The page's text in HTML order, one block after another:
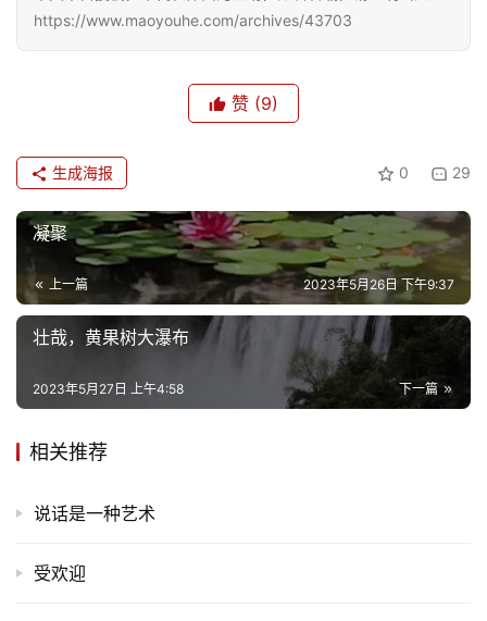
化
生
https://www.maoyouhe.com/archives/43703
赞 (9)
0 29
生成海报
凝聚
上一篇 2023年5月26日 下午9:37
壮哉，黄果树大瀑布
下一篇
2023年5月27日 上午4:58
相关推荐
说话是一种艺术
受欢迎